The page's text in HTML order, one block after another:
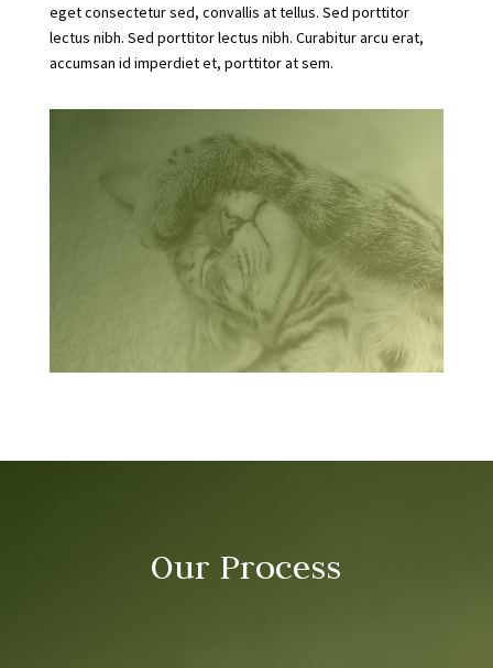
eget consectetur sed, convallis at tellus. Sed porttitor
lectus nibh. Sed porttitor lectus nibh. Curabitur arcu erat,
accumsan id imperdiet et, porttitor at sem.
Our Process